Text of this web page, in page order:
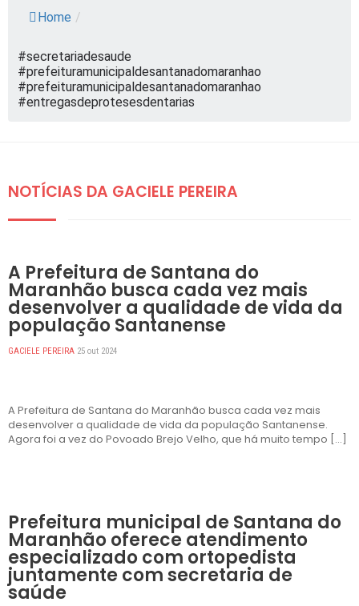
Home /
#secretariadesaude
#prefeituramunicipaldesantanadomaranhao
#prefeituramunicipaldesantanadomaranhao
#entregasdeprotesesdentarias
NOTÍCIAS DA GACIELE PEREIRA
A Prefeitura de Santana do
Maranhão busca cada vez mais
desenvolver a qualidade de vida da
população Santanense
GACIELE PEREIRA 25 out 2024
A Prefeitura de Santana do Maranhão busca cada vez mais
desenvolver a qualidade de vida da população Santanense.
Agora foi a vez do Povoado Brejo Velho, que há muito tempo […]
Prefeitura municipal de Santana do
Maranhão oferece atendimento
especializado com ortopedista
juntamente com secretaria de
saúde